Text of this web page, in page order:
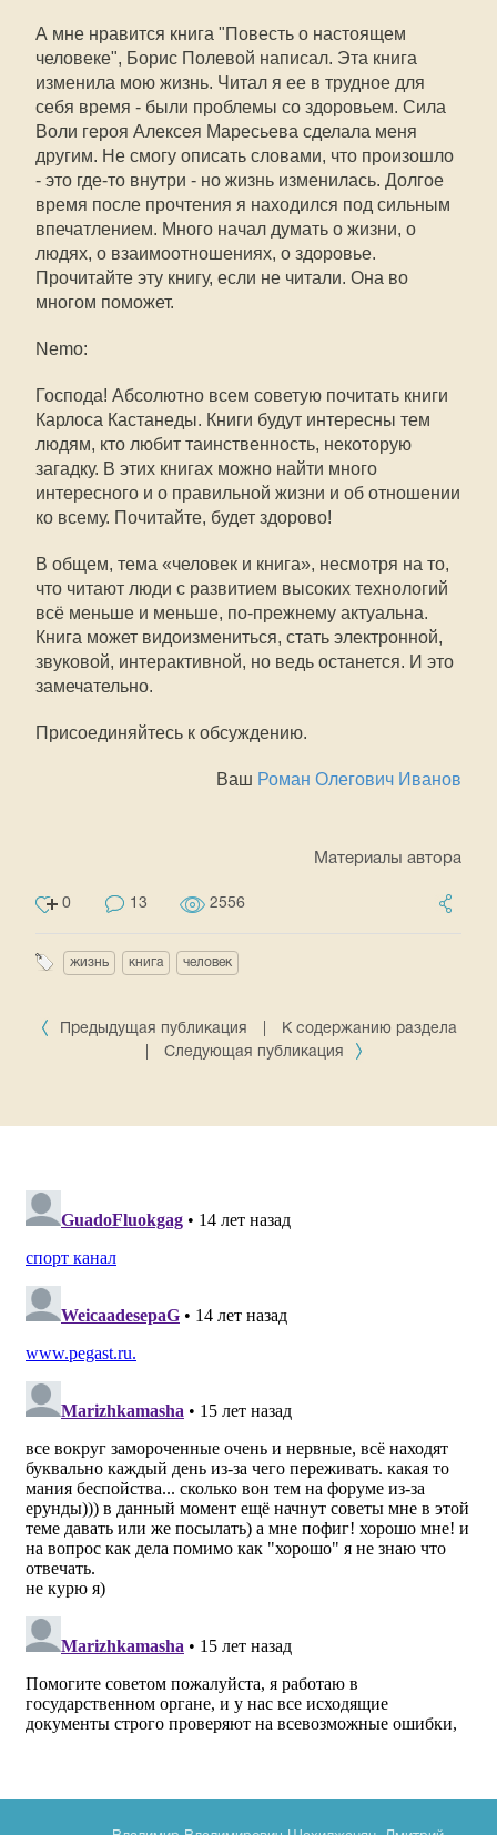
А мне нравится книга "Повесть о настоящем
человеке", Борис Полевой написал. Эта книга
изменила мою жизнь. Читал я ее в трудное для
себя время - были проблемы со здоровьем. Сила
Воли героя Алексея Маресьева сделала меня
другим. Не смогу описать словами, что произошло
- это где-то внутри - но жизнь изменилась. Долгое
время после прочтения я находился под сильным
впечатлением. Много начал думать о жизни, о
людях, о взаимоотношениях, о здоровье.
Прочитайте эту книгу, если не читали. Она во
многом поможет.
Nemo:
Господа! Абсолютно всем советую почитать книги
Карлоса Кастанеды. Книги будут интересны тем
людям, кто любит таинственность, некоторую
загадку. В этих книгах можно найти много
интересного и о правильной жизни и об отношении
ко всему. Почитайте, будет здорово!
В общем, тема «человек и книга», несмотря на то,
что читают люди с развитием высоких технологий
всё меньше и меньше, по-прежнему актуальна.
Книга может видоизмениться, стать электронной,
звуковой, интерактивной, но ведь останется. И это
замечательно.
Присоединяйтесь к обсуждению.
Ваш Роман Олегович Иванов
Материалы автора
0 13 2556
жизнь книга человек
Предыдущая публикация
К содержанию раздела
Следующая публикация